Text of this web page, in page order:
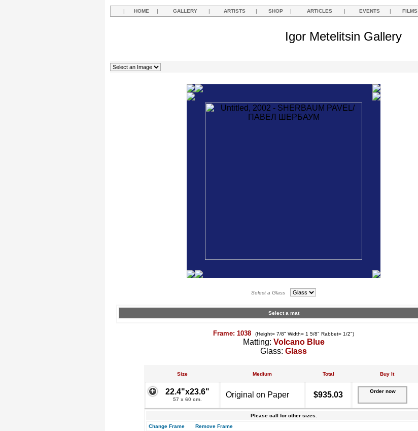
| HOME | GALLERY | ARTISTS | SHOP | ARTICLES | EVENTS | FILMS
Igor Metelitsin Gallery
Select a Glass
Select a mat
Frame: 1038 (Height= 7/8" Width= 1 5/8" Rabbet= 1/2")
Matting: Volcano Blue
Glass: Glass
Size Medium Total Buy It
22.4"x23.6"
57 x 60 cm.
Original on Paper $935.03 Order now
Please call for other sizes.
Change Frame
Remove Frame